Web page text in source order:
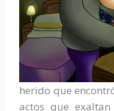
herido que
actos que